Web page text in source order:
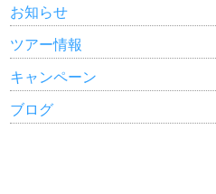
お知らせ
ツアー情報
キャンペーン
ブログ